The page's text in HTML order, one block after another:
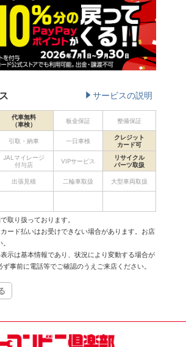
サービスの説明
代車無料
（車検）
板金保証 整備保証
引取・納車 一日車検
クレジット
カード可
JALマイレージ
付与店
VIPサービス
リサイクル
パーツ取扱
出張見積 二輪車取扱 大型車両取扱
取り扱っております。
ード払いはお受けできない場合があります。お店
示は基本情報であり、状況により変動する場合が
事前に電話等でご確認のうえご来店ください。